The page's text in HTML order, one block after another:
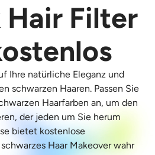
Hair Filter
Ihre natürliche Eleganz und
schwarzen Haaren. Passen Sie
Haarfarben an, um den
der jeden um Sie herum
bietet kostenlose
Haar Makeover wahr